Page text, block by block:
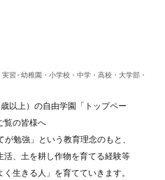
習 - 幼稚園・小学校・中学・高校・大学部・
以上）の自由学園「トップペー
覧の皆様へ
勉強」という教育理念のもと、
、土を耕し作物を育てる経験等
生きる人」を育てていきます。